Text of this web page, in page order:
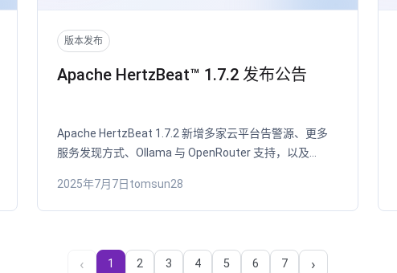
版本发布
Apache HertzBeat™ 1.7.2 发布公告
Apache HertzBeat 1.7.2 新增多家云平台告警源、更多
服务发现方式、Ollama 与 OpenRouter 支持，以及
2025年7月7日 tomsun28
‹ 1 2 3 4 5 6 7 ›